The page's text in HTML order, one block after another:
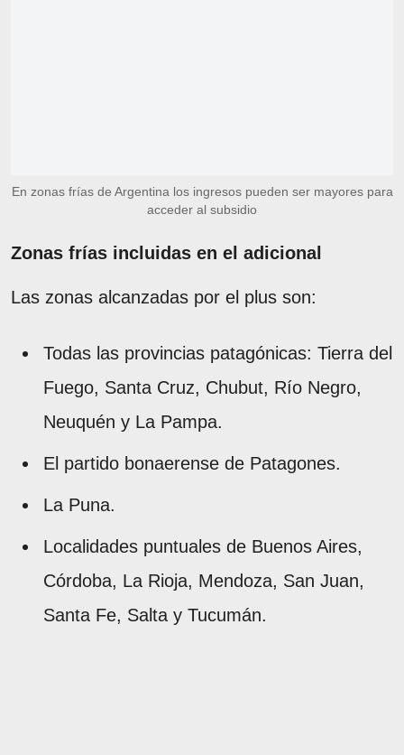
En zonas frías de Argentina los ingresos pueden ser mayores para
acceder al subsidio
Zonas frías incluidas en el adicional
Las zonas alcanzadas por el plus son:
Todas las provincias patagónicas: Tierra del
Fuego, Santa Cruz, Chubut, Río Negro,
Neuquén y La Pampa.
El partido bonaerense de Patagones.
La Puna.
Localidades puntuales de Buenos Aires,
Córdoba, La Rioja, Mendoza, San Juan,
Santa Fe, Salta y Tucumán.